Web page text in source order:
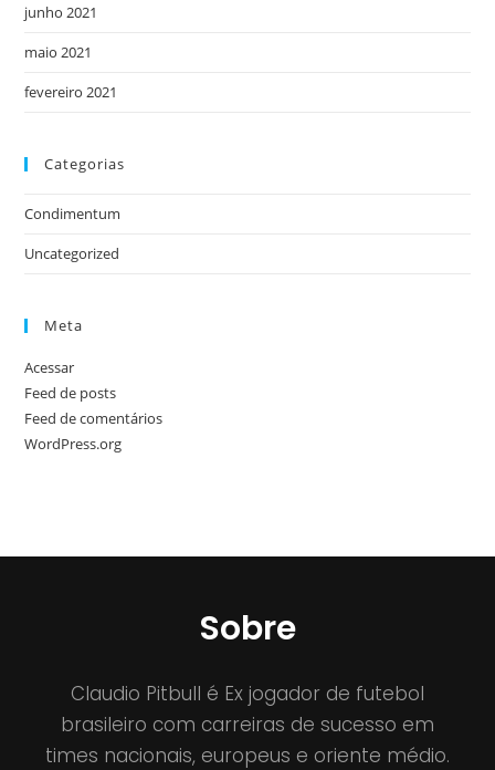
junho 2021
maio 2021
fevereiro 2021
Categorias
Condimentum
Uncategorized
Meta
Acessar
Feed de posts
Feed de comentários
WordPress.org
Sobre
Claudio Pitbull é Ex jogador de futebol
brasileiro com carreiras de sucesso em
times nacionais, europeus e oriente médio.